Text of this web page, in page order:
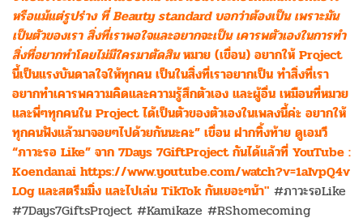
หรือแม้แต่รูปร่าง ที่ Beauty standard บอกว่าต้องเป็น เพราะมัน
เป็นตัวของเรา สิ่งที่เราพอใจและอยากจะเป็น เคารพตัวเองในการทำ
สิ่งที่อยากทำโดยไม่มีใครมาตัดสินหมวย (เขื่อน) อยากให้ Project
นี้เป็นแรงบันดาลใจให้ทุกคน เป็นในสิ่งที่เราอยากเป็น ทำสิ่งที่เรา
อยากทำเคารพความคิดและความรู้สึกตัวเอง และผู้อื่น เหมือนที่หมวย
และพี่ๆทุกคนใน Project ได้เป็นตัวของตัวเองในเพลงนี้ค่ะ อยากให้
ทุกคนฟังแล้วมาจอยๆไปด้วยกันนะคะ” เขื่อน ฝากทิ้งท้าย ดูเอมวี
“ภาวะรอ Like” จาก 7Days 7GiftProject กันได้แล้วที่ YouTube :
Koendanai https://www.youtube.com/watch?v=1aIvpQ4v
L0gและสตรีมมิ่ง และไปเล่น TikTok กันเยอะๆน้า" #ภาวะรอLike
#7Days7GiftsProject #Kamikaze #RShomecoming